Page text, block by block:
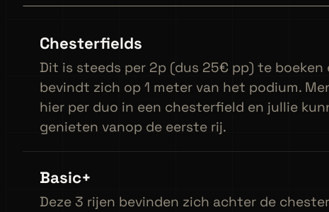
Chesterfields
Dit is steeds per 2p (dus 25€ pp) te boeken
bevindt zich op 1 meter van het podium.
hier per duo in een chesterfield en jullie
genieten vanop de eerste rij.
Basic+
Deze 3 rijen bevinden zich achter de